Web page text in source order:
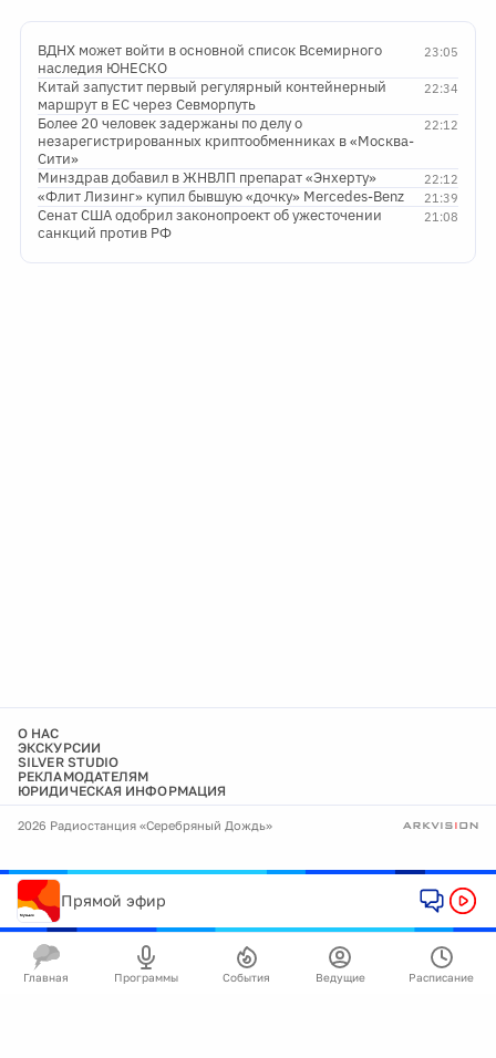
23:05
ВДНХ может войти в основной список Всемирного
наследия ЮНЕСКО
22:34
Китай запустит первый регулярный контейнерный
маршрут в ЕС через Севморпуть
22:12
Более 20 человек задержаны по делу о
незарегистрированных криптообменниках в «Москва-
Сити»
22:12
Минздрав добавил в ЖНВЛП препарат «Энхерту»
21:39
«Флит Лизинг» купил бывшую «дочку» Mercedes-Benz
21:08
Сенат США одобрил законопроект об ужесточении
санкций против РФ
О НАС
ЭКСКУРСИИ
SILVER STUDIO
РЕКЛАМОДАТЕЛЯМ
ЮРИДИЧЕСКАЯ ИНФОРМАЦИЯ
2026 Радиостанция «Серебряный Дождь»
Прямой эфир
Главная Программы События Ведущие Расписание